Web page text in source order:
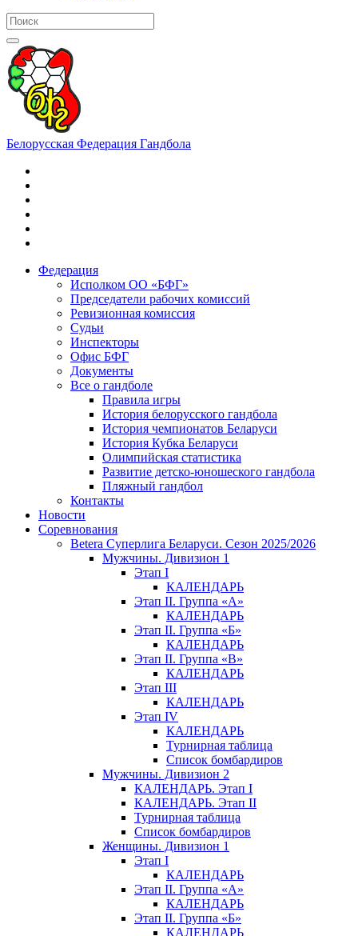
Белорусская Федерация Гандбола
Федерация
Исполком ОО «БФГ»
Председатели рабочих комиссий
Ревизионная комиссия
Судьи
Инспекторы
Офис БФГ
Документы
Все о гандболе
Правила игры
История белорусского гандбола
История чемпионатов Беларуси
История Кубка Беларуси
Олимпийская статистика
Развитие детско-юношеского гандбола
Пляжный гандбол
Контакты
Новости
Соревнования
Betera Суперлига Беларуси. Сезон 2025/2026
Мужчины. Дивизион 1
Этап I
КАЛЕНДАРЬ
Этап II. Группа «А»
КАЛЕНДАРЬ
Этап II. Группа «Б»
КАЛЕНДАРЬ
Этап II. Группа «В»
КАЛЕНДАРЬ
Этап III
КАЛЕНДАРЬ
Этап IV
КАЛЕНДАРЬ
Турнирная таблица
Список бомбардиров
Мужчины. Дивизион 2
КАЛЕНДАРЬ. Этап I
КАЛЕНДАРЬ. Этап II
Турнирная таблица
Список бомбардиров
Женщины. Дивизион 1
Этап I
КАЛЕНДАРЬ
Этап II. Группа «А»
КАЛЕНДАРЬ
Этап II. Группа «Б»
КАЛЕНДАРЬ